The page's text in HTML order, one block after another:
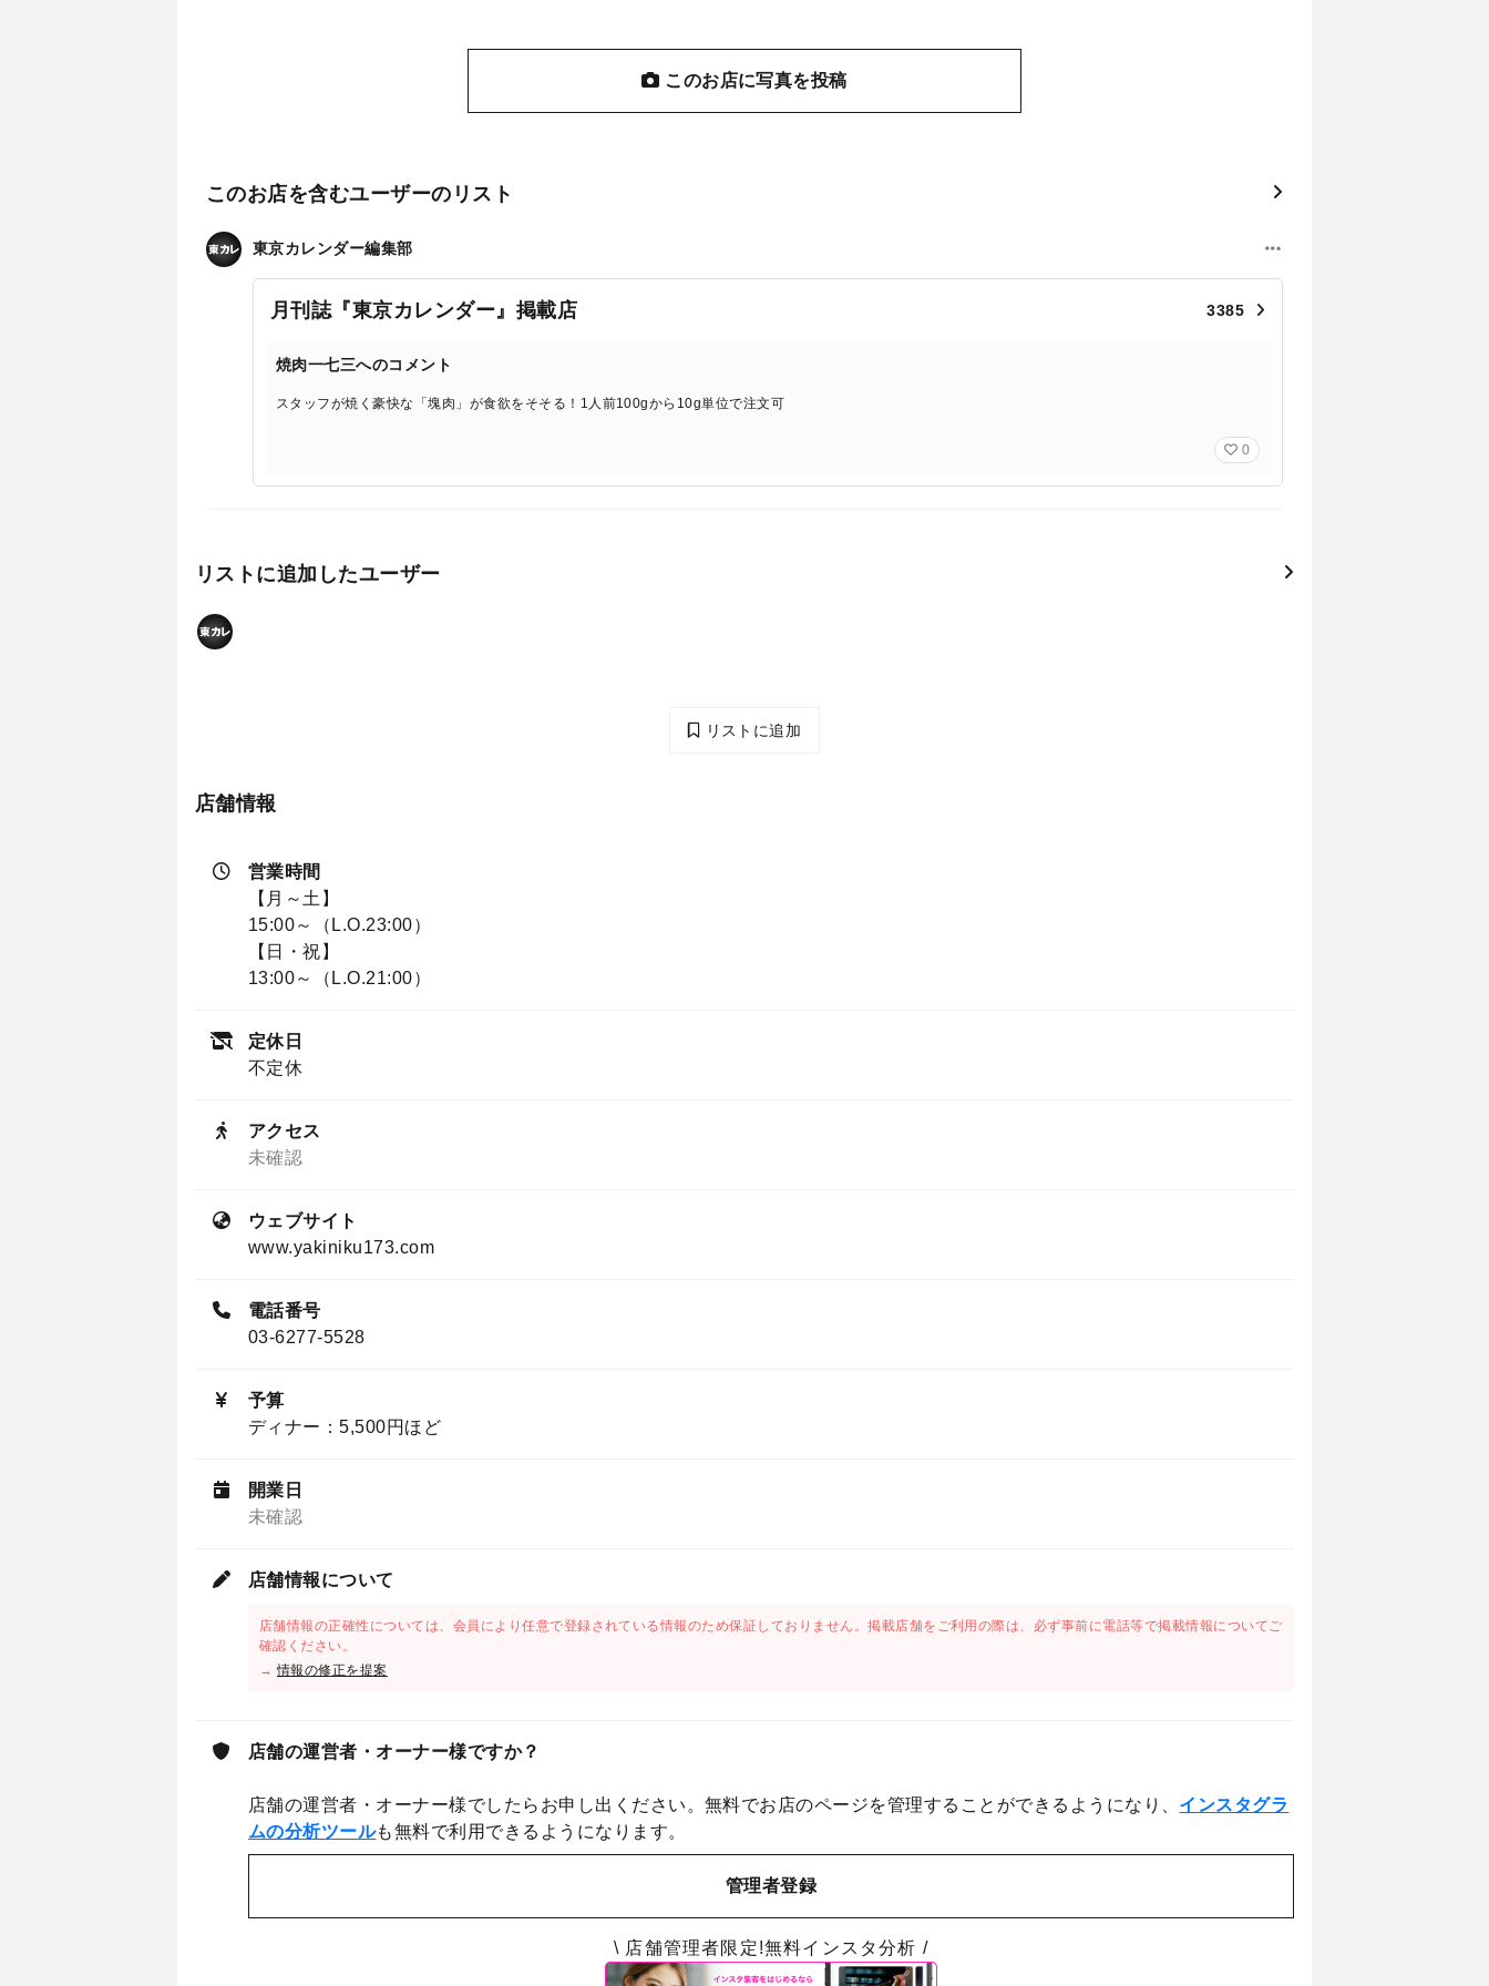
このお店に写真を投稿
このお店を含むユーザーのリスト
東京カレンダー編集部
月刊誌『東京カレンダー』掲載店 3385
焼肉一七三へのコメント
スタッフが焼く豪快な「塊肉」が食欲をそそる！1人前100gから10g単位で注文可
0
リストに追加したユーザー
リストに追加
店舗情報
営業時間
【月～土】
15:00～（L.O.23:00）
【日・祝】
13:00～（L.O.21:00）
定休日
不定休
アクセス
未確認
ウェブサイト
www.yakiniku173.com
電話番号
03-6277-5528
予算
ディナー：5,500円ほど
開業日
未確認
店舗情報について
店舗情報の正確性については、会員により任意で登録されている情報のため保証しておりません。掲載店舗をご利用の際は、必ず事前に電話等で掲載情報についてご
確認ください。
→情報の修正を提案
店舗の運営者・オーナー様ですか？
店舗の運営者・オーナー様でしたらお申し出ください。無料でお店のページを管理することができるようになり、 インスタグラ
ムの分析ツールも無料で利用できるようになります。
管理者登録
\ 店舗管理者限定!無料インスタ分析 /